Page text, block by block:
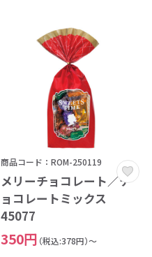
商品コード：ROM-250119
メリーチョコレート／チ
ョコレートミックス
45077
350円 （税込:378円）～